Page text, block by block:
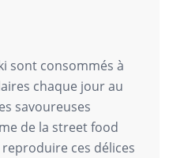
sont consommés à
chaque jour au
savoureuses
de la street food
ces délices